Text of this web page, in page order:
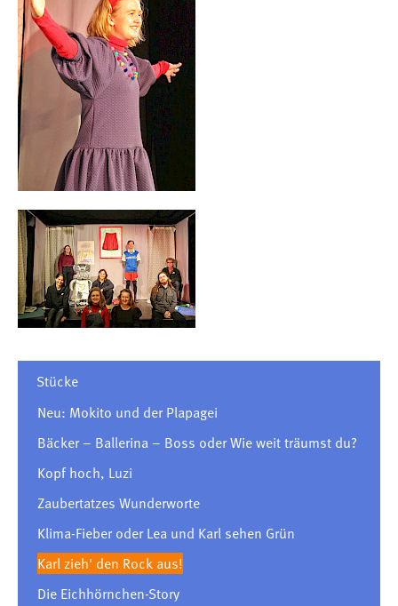
Stücke
Neu: Mokito und der Plapagei
Bäcker – Ballerina – Boss oder Wie weit träumst du?
Kopf hoch, Luzi
Zaubertatzes Wunderworte
Klima-Fieber oder Lea und Karl sehen Grün
Karl zieh' den Rock aus!
Die Eichhörnchen-Story